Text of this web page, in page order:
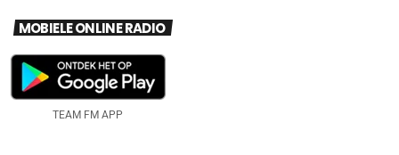
MOBIELE ONLINE RADIO
TEAM FM APP